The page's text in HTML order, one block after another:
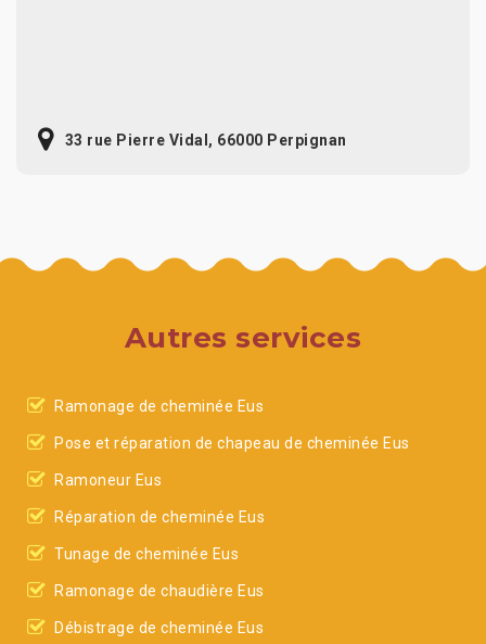
33 rue Pierre Vidal, 66000 Perpignan
Autres services
Ramonage de cheminée Eus
Pose et réparation de chapeau de cheminée Eus
Ramoneur Eus
Réparation de cheminée Eus
Tunage de cheminée Eus
Ramonage de chaudière Eus
Débistrage de cheminée Eus